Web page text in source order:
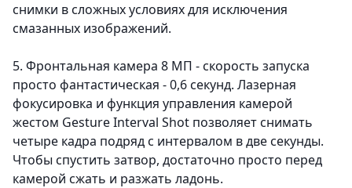
снимки в сложных условиях для исключения
смазанных изображений.
5. Фронтальная камера 8 MП - скорость запуска
просто фантастическая - 0,6 секунд. Лазерная
фокусировка и функция управления камерой
жестом Gesture Interval Shot позволяет снимать
четыре кадра подряд с интервалом в две секунды.
Чтобы спустить затвор, достаточно просто перед
камерой сжать и разжать ладонь.